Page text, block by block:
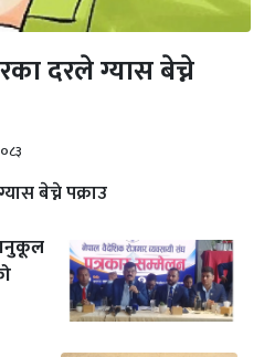
दरले ग्यास बेच्ने
बेच्ने पक्राउ